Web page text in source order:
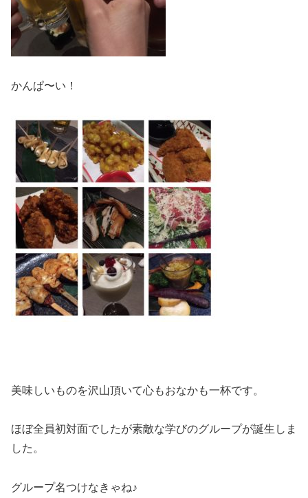
かんぱ〜い！
美味しいものを沢山頂いて心もおなかも一杯です。
ほぼ全員初対面でしたが素敵な学びのグループが誕生しま
した。
グループ名つけなきゃね♪